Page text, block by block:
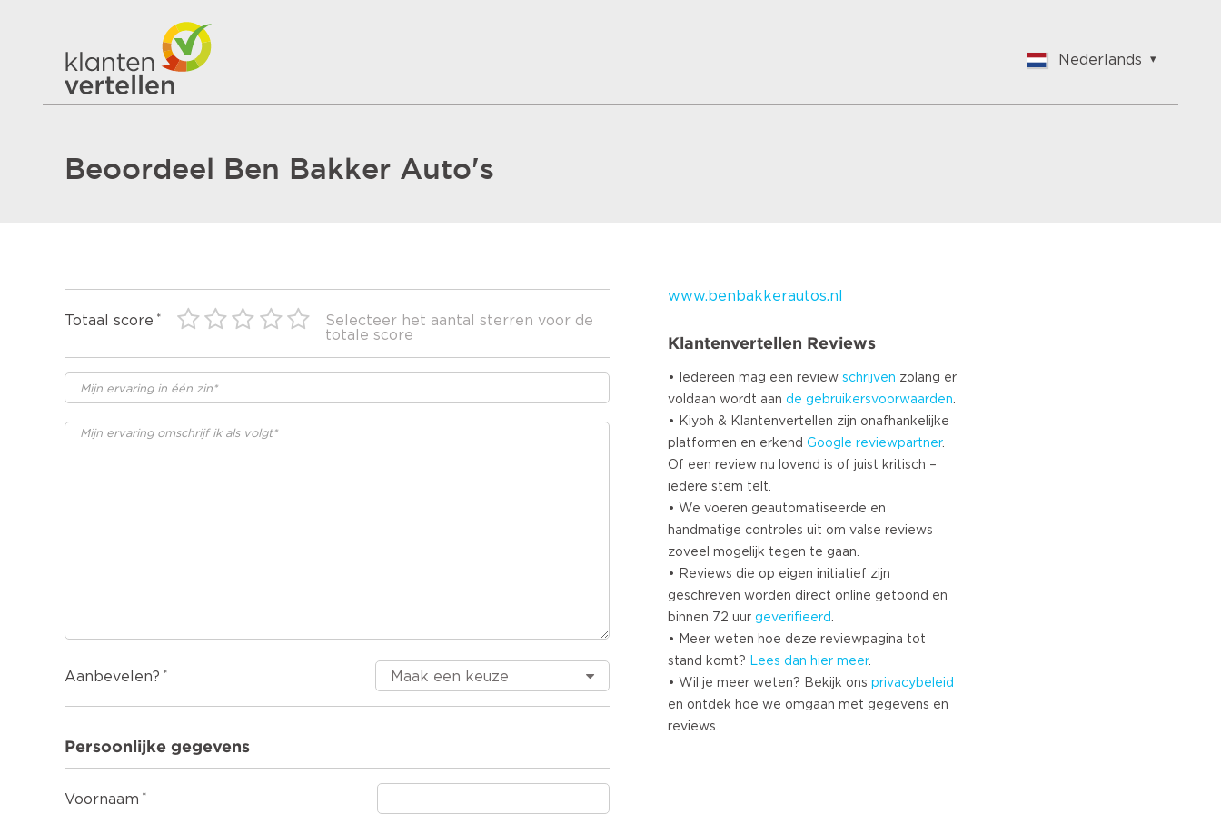
Nederlands
Nederlands
Beoordeel Ben Bakker Auto's
Totaal score
Selecteer het aantal sterren voor de
totale score
Aanbevelen?
Persoonlijke gegevens
Voornaam
www.benbakkerautos.nl
Klantenvertellen Reviews
• Iedereen mag een review schrijven zolang er
voldaan wordt aan de gebruikersvoorwaarden.
• Kiyoh & Klantenvertellen zijn onafhankelijke
platformen en erkend Google reviewpartner.
Of een review nu lovend is of juist kritisch –
iedere stem telt.
• We voeren geautomatiseerde en
handmatige controles uit om valse reviews
zoveel mogelijk tegen te gaan.
• Reviews die op eigen initiatief zijn
geschreven worden direct online getoond en
binnen 72 uur geverifieerd.
• Meer weten hoe deze reviewpagina tot
stand komt? Lees dan hier meer.
• Wil je meer weten? Bekijk ons privacybeleid
en ontdek hoe we omgaan met gegevens en
reviews.